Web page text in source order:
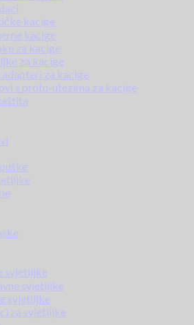
kacige
kacige
za kacige
za kacige
adapteri za kacige
s protu-utezima za kacige
svjetiljke
svjetiljke
svjetiljke
za svjetiljke